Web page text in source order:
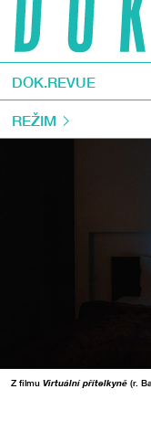
DOK.REVUE
REŽIM
Z filmu Virtuální přítelkyně (r.